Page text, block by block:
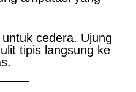
cedera. Ujung
tipis langsung ke